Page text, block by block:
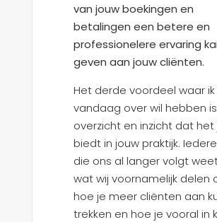
van jouw boekingen en
betalingen een betere en
professionelere ervaring
geven aan jouw cliënten.
Het derde voordeel waar
vandaag over wil hebben
overzicht en inzicht dat het
biedt in jouw praktijk.
die ons al langer volgt
wat wij voornamelijk delen
hoe je meer cliënten aan
trekken en hoe je vooral in